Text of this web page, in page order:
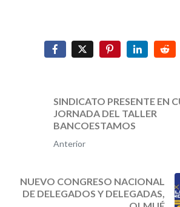
SINDICATO PRESENTE EN
JORNADA DEL TALLER
BANCOESTAMOS
Anterior
NUEVO CONGRESO NACIONAL
DE DELEGADOS Y DELEGADAS,